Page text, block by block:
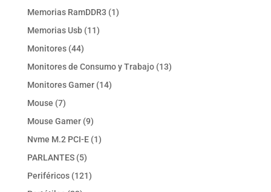
Memorias RamDDR3 11
Memorias Usb 1111
Monitores 4444
productos
Monitores de Consumo y Trabajo 1313
Monitores Gamer 1414
Mouse 77
productos
Mouse Gamer 99
productos
Nvme M.2 PCI-E 11
PARLANTES 55
productos
Periféricos 121121